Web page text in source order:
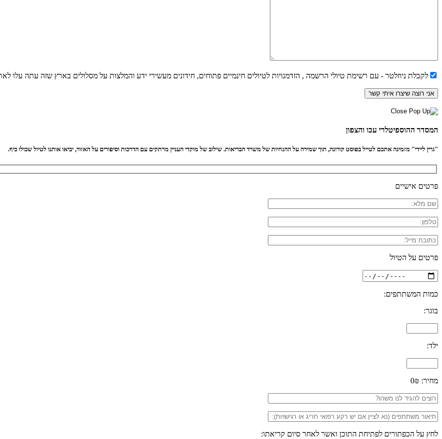
לקבלת ניוזלטר - עם רשימת טיולי הרשמה , הזדמנויות לטיולים חינמיים פתוחים, חידונים מעשירי ידע והמלצות על מסלולים בארץ שזה עתה עלו
המסדר ההוספיטלרי עכו והצפון
"גרין ליידי" מזמינה אתכם לטייל בפוסט קורונה, תוך שמירה על ההנחיות של משרד הבריאות. שילוב של מוקדי העניין מרתקים עם הדרכות וסיפורים על האזור, יביאו אותנו לטיול שכולו כיף.
פרטים אישיים
פרטים על הטיול
כמות המשתתפים:
בוגר:
ילד:
מחיר: 0₪
לחץ על הכפתורים לפתיחת התוכן ואשר לאחר סיום קריאתו: